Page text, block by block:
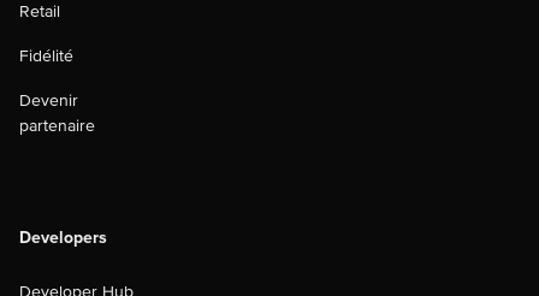
Retail
Fidélité
Devenir
partenaire
Developers
Developer Hub